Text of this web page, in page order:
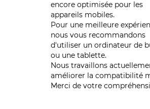
encore optimisée pour les
appareils mobiles.
Pour une meilleure
nous vous recommandons
d'utiliser un ordinateur de
ou une tablette.
Nous travaillons
améliorer la compatibilité
Merci de votre